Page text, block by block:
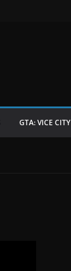
GTA: VICE CITY